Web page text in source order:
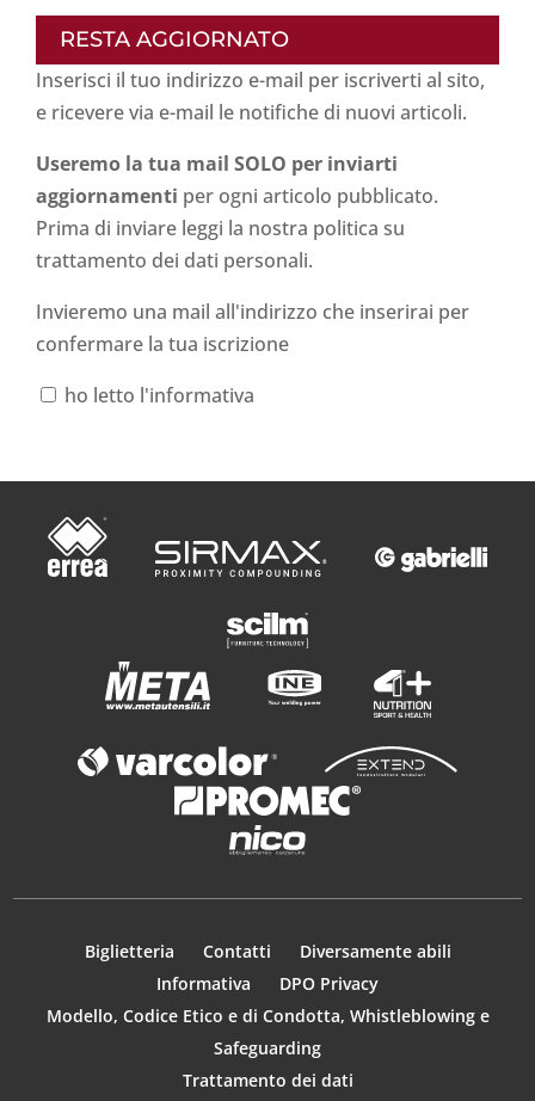
RESTA AGGIORNATO
Inserisci il tuo indirizzo e-mail per iscriverti al sito,
e ricevere via e-mail le notifiche di nuovi articoli.
Useremo la tua mail SOLO per inviarti
aggiornamenti per ogni articolo pubblicato.
Prima di inviare leggi la nostra politica su
trattamento dei dati personali.
Invieremo una mail all'indirizzo che inserirai per
confermare la tua iscrizione
ho letto l'informativa
Biglietteria Contatti
Diversamente abili
Informativa
DPO Privacy
Modello, Codice Etico e di Condotta, Whistleblowing e
Safeguarding
Trattamento dei dati